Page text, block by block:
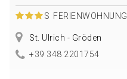
S FERIENWOHNUNG
St. Ulrich - Gröden
+39 348 2201754